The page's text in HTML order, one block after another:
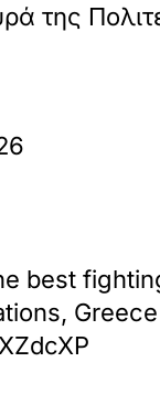
της
best